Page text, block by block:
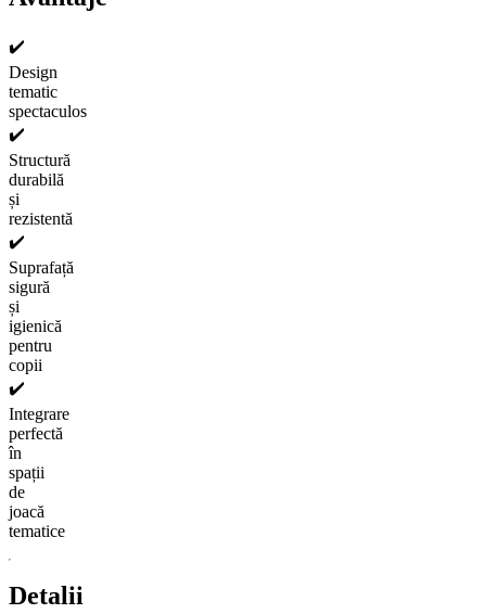
✔️
Design
tematic
spectaculos
✔️
Structură
durabilă
și
rezistentă
✔️
Suprafață
sigură
și
igienică
pentru
copii
✔️
Integrare
perfectă
în
spații
de
joacă
tematice
Detalii